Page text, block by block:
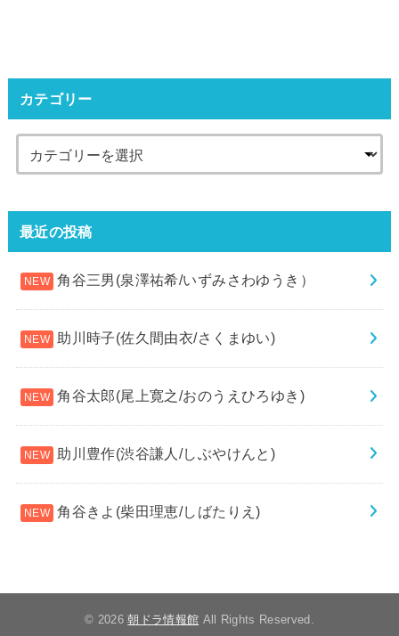
カテゴリー
最近の投稿
角谷三男(泉澤祐希/いずみさわゆうき）
助川時子(佐久間由衣/さくまゆい)
角谷太郎(尾上寛之/おのうえひろゆき)
助川豊作(渋谷謙人/しぶやけんと)
角谷きよ(柴田理恵/しばたりえ)
© 2026朝ドラ情報館 All Rights Reserved.